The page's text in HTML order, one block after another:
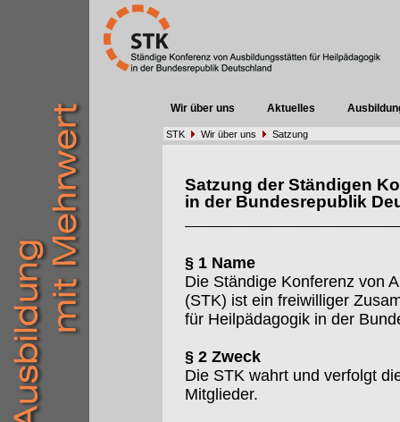
Wir über uns Aktuelles
STK Wir über uns Satzung
Satzung der Ständigen
in der Bundesrepublik
§ 1 Name
Die Ständige Konferenz von
(STK) ist ein freiwilliger
für Heilpädagogik in der
§ 2 Zweck
Die STK wahrt und verfolgt
Mitglieder.